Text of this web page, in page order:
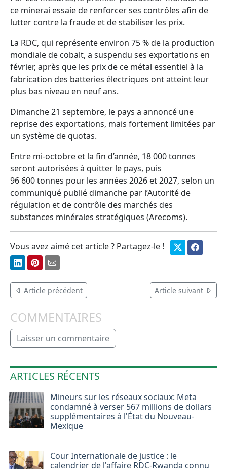
ce minerai essaie de renforcer ses contrôles afin de
lutter contre la fraude et de stabiliser les prix.
La RDC, qui représente environ 75 % de la production
mondiale de cobalt, a suspendu ses exportations en
février, après que les prix de ce métal essentiel à la
fabrication des batteries électriques ont atteint leur
plus bas niveau en neuf ans.
Dimanche 21 septembre, le pays a annoncé une
reprise des exportations, mais fortement limitées par
un système de quotas.
Entre mi-octobre et la fin d’année, 18 000 tonnes
seront autorisées à quitter le pays, puis
96 600 tonnes pour les années 2026 et 2027, selon un
communiqué publié dimanche par l’Autorité de
régulation et de contrôle des marchés des
substances minérales stratégiques (Arecoms).
Vous avez aimé cet article ? Partagez-le !
Article précédent Article suivant
COMMENTAIRES
Laisser un commentaire
ARTICLES RÉCENTS
Mineurs sur les réseaux sociaux: Meta
condamné à verser 567 millions de dollars
supplémentaires à l'État du Nouveau-
Mexique
Cour Internationale de justice : le
calendrier de l'affaire RDC-Rwanda connu